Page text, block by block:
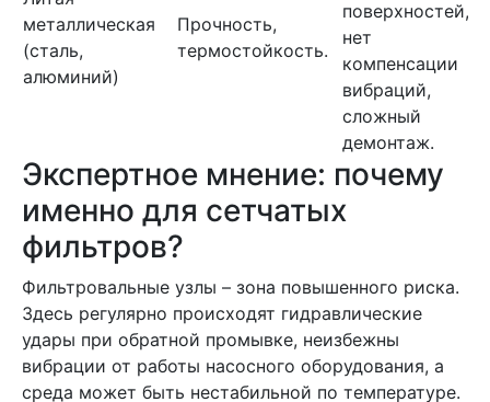
металлическая
(сталь,
алюминий)
Прочность,
термостойкость.
поверхностей,
нет
компенсации
вибраций,
сложный
демонтаж.
Экспертное мнение: почему
именно для сетчатых
фильтров?
Фильтровальные узлы – зона повышенного риска.
Здесь регулярно происходят гидравлические
удары при обратной промывке, неизбежны
вибрации от работы насосного оборудования, а
среда может быть нестабильной по температуре.